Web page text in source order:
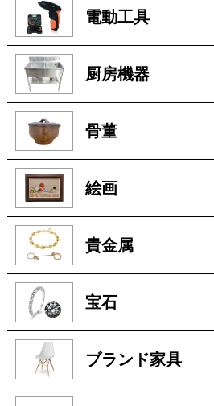
電動工具
厨房機器
骨董
絵画
貴金属
宝石
ブランド家具